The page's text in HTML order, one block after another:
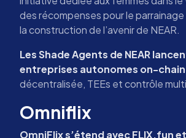
des récompenses pour le
la construction de l’avenir de NEAR.
Les Shade Agents de NEAR
entreprises autonomes on-chain
décentralisée, TEEs et contrôle
Omniflix
OmniFlix s’étend avec FLIX.fun